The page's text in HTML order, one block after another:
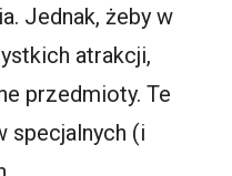
Jednak, żeby w
atrakcji,
przedmioty. Te
specjalnych (i